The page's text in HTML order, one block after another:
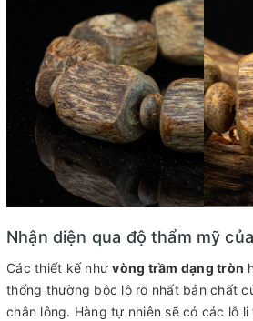
Nhận diện qua độ thẩm mỹ
Các thiết kế nhưvòng trầm dạng tròn
thống thường bộc lộ rõ nhất bản chất
chân lông. Hàng tự nhiên sẽ có các lỗ li